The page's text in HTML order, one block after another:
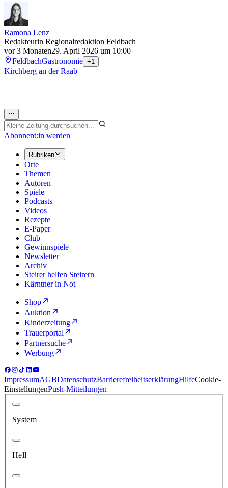
Ramona Lenz
Redakteurin Regionalredaktion Feldbach
vor 3 Monaten29. April 2026 um 10:00
FeldbachGastronomie +1
Kirchberg an der Raab
Abonnent:in werden
Rubriken
Orte
Themen
Autoren
Spiele
Podcasts
Videos
Rezepte
E-Paper
Club
Gewinnspiele
Newsletter
Archiv
Steirer helfen Steirern
Kärntner in Not
Shop
Auktion
Kinderzeitung
Trauerportal
Partnersuche
Werbung
ImpressumAGBDatenschutzBarrierefreiheitserklärungHilfeCookie-
EinstellungenPush-Mitteilungen
System
Hell